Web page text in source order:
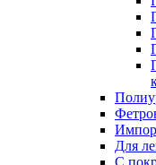
Для
С